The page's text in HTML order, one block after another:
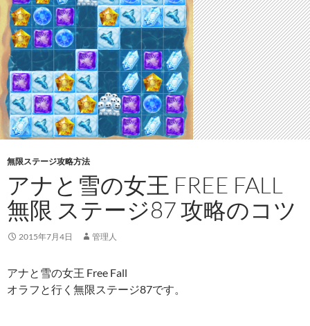
プ
無限ステージ攻略方法
アナと雪の女王 FREE FALL
無限 ステージ87 攻略のコツ
2015年7月4日 管理人
アナと雪の女王 Free Fall
オラフと行く無限ステージ87です。